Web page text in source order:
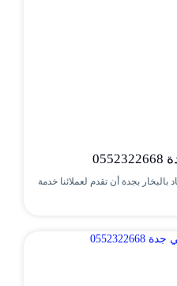
بجدة أن تقدم لعملائنا خدمة